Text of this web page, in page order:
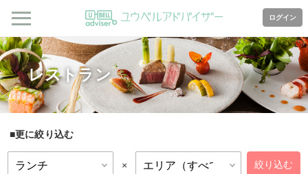
ログイン
レストラン
更に絞り込む
×